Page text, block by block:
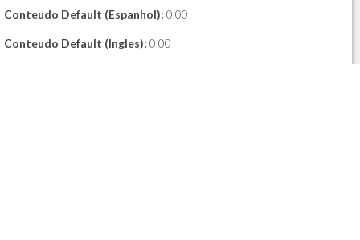
Conteudo Default (Espanhol): 0.00
Conteudo Default (Ingles): 0.00